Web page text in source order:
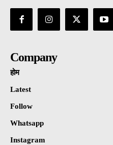
Company
होम
Latest
Follow
Whatsapp
Instagram